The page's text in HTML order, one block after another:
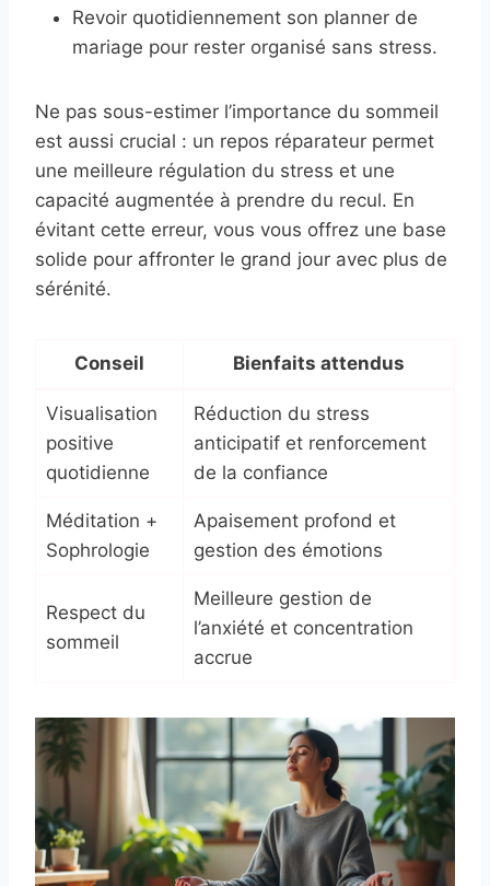
Revoir quotidiennement son planner de
mariage pour rester organisé sans stress.
Ne pas sous-estimer l’importance du sommeil
est aussi crucial : un repos réparateur permet
une meilleure régulation du stress et une
capacité augmentée à prendre du recul. En
évitant cette erreur, vous vous offrez une base
solide pour affronter le grand jour avec plus de
sérénité.
Conseil Bienfaits attendus
Visualisation
positive
quotidienne
Réduction du stress
anticipatif et renforcement
de la confiance
Méditation +
Sophrologie
Apaisement profond et
gestion des émotions
Respect du
sommeil
Meilleure gestion de
l’anxiété et concentration
accrue